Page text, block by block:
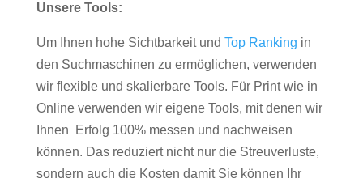
Unsere Tools:
Um Ihnen hohe Sichtbarkeit und Top Ranking in
den Suchmaschinen zu ermöglichen, verwenden
wir flexible und skalierbare Tools. Für Print wie in
Online verwenden wir eigene Tools, mit denen wir
Ihnen Erfolg 100% messen und nachweisen
können. Das reduziert nicht nur die Streuverluste,
sondern auch die Kosten damit Sie können Ihr